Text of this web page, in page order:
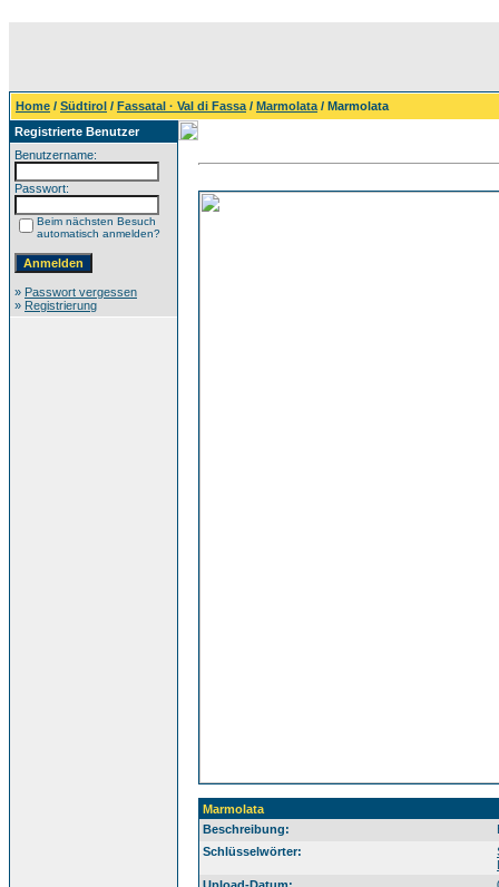
Home / Südtirol / Fassatal · Val di Fassa / Marmolata / Marmolata
Registrierte Benutzer
Benutzername:
Passwort:
Beim nächsten Besuch
automatisch anmelden?
» Passwort vergessen
» Registrierung
Marmolata
Beschreibung:
Schlüsselwörter: